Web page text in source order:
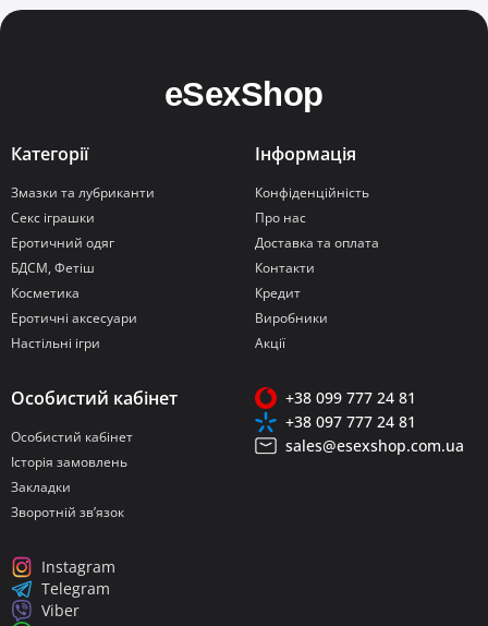
Категорії
Змазки та лубриканти
Секс іграшки
Еротичний одяг
БДСМ, Фетіш
Косметика
Еротичні аксесуари
Настільні ігри
Інформація
Конфіденційність
Про нас
Доставка та оплата
Контакти
Кредит
Виробники
Акції
Особистий кабінет
Особистий кабінет
Історія замовлень
Закладки
Зворотній зв’язок
+38 099 777 24 81
+38 097 777 24 81
sales@esexshop.com.ua
Instagram
Telegram
Viber